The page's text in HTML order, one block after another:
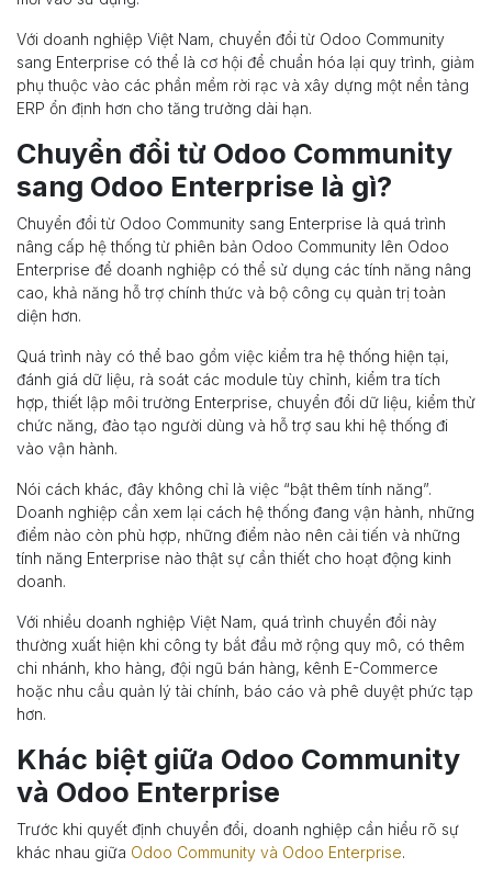
Với doanh nghiệp Việt Nam, chuyển đổi từ Odoo Community
sang Enterprise có thể là cơ hội để chuẩn hóa lại quy trình, giảm
phụ thuộc vào các phần mềm rời rạc và xây dựng một nền tảng
ERP ổn định hơn cho tăng trưởng dài hạn.
Chuyển đổi từ Odoo Community
sang Odoo Enterprise là gì?
Chuyển đổi từ Odoo Community sang Enterprise là quá trình
nâng cấp hệ thống từ phiên bản Odoo Community lên Odoo
Enterprise để doanh nghiệp có thể sử dụng các tính năng nâng
cao, khả năng hỗ trợ chính thức và bộ công cụ quản trị toàn
diện hơn.
Quá trình này có thể bao gồm việc kiểm tra hệ thống hiện tại,
đánh giá dữ liệu, rà soát các module tùy chỉnh, kiểm tra tích
hợp, thiết lập môi trường Enterprise, chuyển đổi dữ liệu, kiểm thử
chức năng, đào tạo người dùng và hỗ trợ sau khi hệ thống đi
vào vận hành.
Nói cách khác, đây không chỉ là việc “bật thêm tính năng”.
Doanh nghiệp cần xem lại cách hệ thống đang vận hành, những
điểm nào còn phù hợp, những điểm nào nên cải tiến và những
tính năng Enterprise nào thật sự cần thiết cho hoạt động kinh
doanh.
Với nhiều doanh nghiệp Việt Nam, quá trình chuyển đổi này
thường xuất hiện khi công ty bắt đầu mở rộng quy mô, có thêm
chi nhánh, kho hàng, đội ngũ bán hàng, kênh E-Commerce
hoặc nhu cầu quản lý tài chính, báo cáo và phê duyệt phức tạp
hơn.
Khác biệt giữa Odoo Community
và Odoo Enterprise
Trước khi quyết định chuyển đổi, doanh nghiệp cần hiểu rõ sự
khác nhau giữa Odoo Community và Odoo Enterprise.